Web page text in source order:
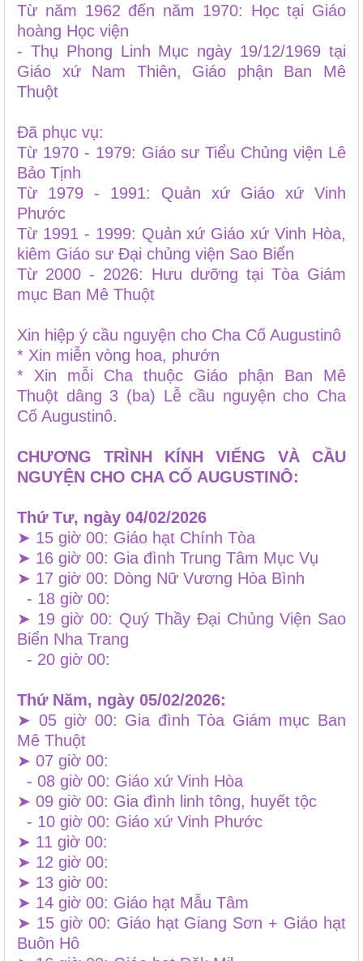
Từ năm 1962 đến năm 1970: Học tại Giáo
hoàng Học viện
- Thụ Phong Linh Mục ngày 19/12/1969 tại
Giáo xứ Nam Thiên, Giáo phận Ban Mê
Thuột
Đã phục vụ:
Từ 1970 - 1979: Giáo sư Tiểu Chủng viện Lê
Bảo Tịnh
Từ 1979 - 1991: Quản xứ Giáo xứ Vinh
Phước
Từ 1991 - 1999: Quản xứ Giáo xứ Vinh Hòa,
kiêm Giáo sư Đại chủng viện Sao Biển
Từ 2000 - 2026: Hưu dưỡng tại Tòa Giám
mục Ban Mê Thuột
Xin hiệp ý cầu nguyện cho Cha Cố Augustinô
* Xin miễn vòng hoa, phướn
* Xin mỗi Cha thuộc Giáo phận Ban Mê
Thuột dâng 3 (ba) Lễ cầu nguyện cho Cha
Cố Augustinô.
CHƯƠNG TRÌNH KÍNH VIẾNG VÀ CẦU
NGUYỆN CHO CHA CỐ AUGUSTINÔ:
Thứ Tư, ngày 04/02/2026
➤ 15 giờ 00: Giáo hạt Chính Tòa
➤ 16 giờ 00: Gia đình Trung Tâm Mục Vụ
➤ 17 giờ 00: Dòng Nữ Vương Hòa Bình
- 18 giờ 00:
➤ 19 giờ 00: Quý Thầy Đại Chủng Viện Sao
Biển Nha Trang
- 20 giờ 00:
Thứ Năm, ngày 05/02/2026:
➤ 05 giờ 00: Gia đình Tòa Giám mục Ban
Mê Thuột
➤ 07 giờ 00:
- 08 giờ 00: Giáo xứ Vinh Hòa
➤ 09 giờ 00: Gia đình linh tông, huyết tộc
- 10 giờ 00: Giáo xứ Vinh Phước
➤ 11 giờ 00:
➤ 12 giờ 00:
➤ 13 giờ 00:
➤ 14 giờ 00: Giáo hạt Mẫu Tâm
➤ 15 giờ 00: Giáo hạt Giang Sơn + Giáo hạt
Buôn Hô